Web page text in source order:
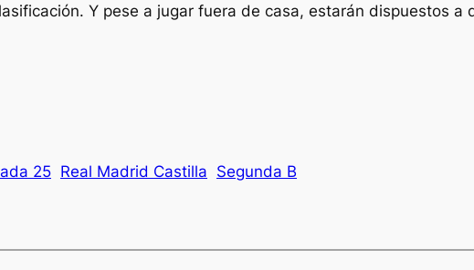
Y pese a jugar fuera de casa, estarán dispuestos a
25 Real Madrid Castilla Segunda B